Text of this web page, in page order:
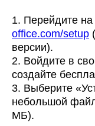
1. Перейдите
office.com/setup
версии).
2. Войдите в
создайте
3. Выберите
небольшой
МБ).